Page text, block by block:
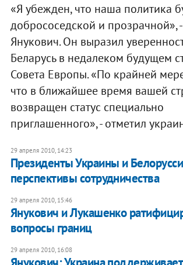
«Я убежден, что наша политика
добрососедской и прозрачной», -
Янукович. Он выразил
Беларусь в недалеком будущем
Совета Европы. «По крайней
что в ближайшее время вашей
возвращен статус специально
приглашенного», - отметил
29 апреля 2010, 14:23
Президенты Украины и
перспективы сотрудничества
29 апреля 2010, 15:46
Янукович и Лукашенко
вопросы границ
29 апреля 2010, 16:08